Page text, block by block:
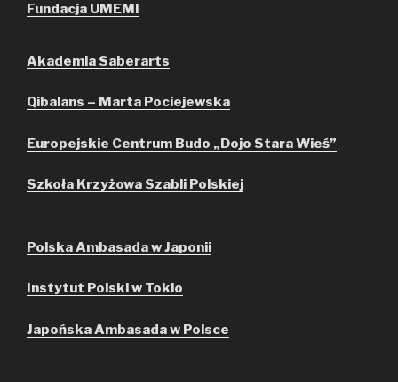
Fundacja UMEMI
Akademia Saberarts
Qibalans – Marta Pociejewska
Europejskie Centrum Budo „Dojo Stara Wieś”
Szkoła Krzyżowa Szabli Polskiej
Polska Ambasada w Japonii
Instytut Polski w Tokio
Japońska Ambasada w Polsce